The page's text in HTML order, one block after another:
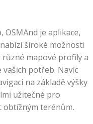
je aplikace,
široké možnosti
mapové profily a
potřeb. Navíc
na základě výšky
užitečné pro
terénům.